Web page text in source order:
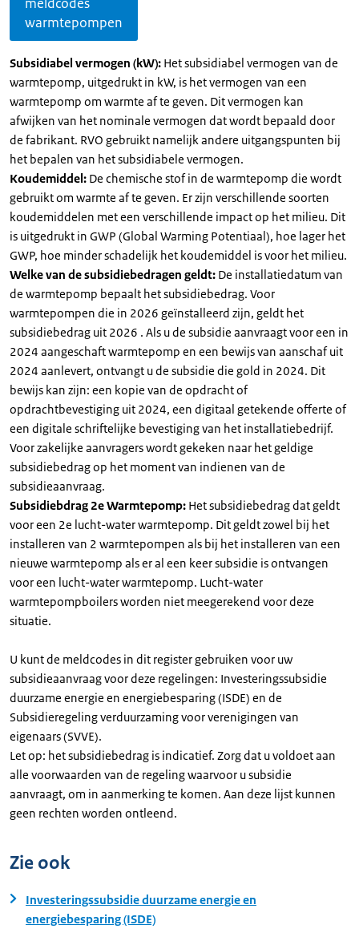
warmtepompen
Subsidiabel vermogen (kW): Het subsidiabel vermogen van de
warmtepomp, uitgedrukt in kW, is het vermogen van een
warmtepomp om warmte af te geven. Dit vermogen kan
afwijken van het nominale vermogen dat wordt bepaald door
de fabrikant. RVO gebruikt namelijk andere uitgangspunten bij
het bepalen van het subsidiabele vermogen.
Koudemiddel: De chemische stof in de warmtepomp die wordt
gebruikt om warmte af te geven. Er zijn verschillende soorten
koudemiddelen met een verschillende impact op het milieu. Dit
is uitgedrukt in GWP (Global Warming Potentiaal), hoe lager het
GWP, hoe minder schadelijk het koudemiddel is voor het milieu.
Welke van de subsidiebedragen geldt: De installatiedatum van
de warmtepomp bepaalt het subsidiebedrag. Voor
warmtepompen die in 2026 geïnstalleerd zijn, geldt het
subsidiebedrag uit 2026 . Als u de subsidie aanvraagt voor een in
2024 aangeschaft warmtepomp en een bewijs van aanschaf uit
2024 aanlevert, ontvangt u de subsidie die gold in 2024. Dit
bewijs kan zijn: een kopie van de opdracht of
opdrachtbevestiging uit 2024, een digitaal getekende offerte of
een digitale schriftelijke bevestiging van het installatiebedrijf.
Voor zakelijke aanvragers wordt gekeken naar het geldige
subsidiebedrag op het moment van indienen van de
subsidieaanvraag.
Subsidiebdrag 2e Warmtepomp: Het subsidiebedrag dat geldt
voor een 2e lucht-water warmtepomp. Dit geldt zowel bij het
installeren van 2 warmtepompen als bij het installeren van een
nieuwe warmtepomp als er al een keer subsidie is ontvangen
voor een lucht-water warmtepomp. Lucht-water
warmtepompboilers worden niet meegerekend voor deze
situatie.
U kunt de meldcodes in dit register gebruiken voor uw
subsidieaanvraag voor deze regelingen: Investeringssubsidie
duurzame energie en energiebesparing (ISDE) en de
Subsidieregeling verduurzaming voor verenigingen van
eigenaars (SVVE).
Let op: het subsidiebedrag is indicatief. Zorg dat u voldoet aan
alle voorwaarden van de regeling waarvoor u subsidie
aanvraagt, om in aanmerking te komen. Aan deze lijst kunnen
geen rechten worden ontleend.
Zie ook
Investeringssubsidie duurzame energie en
energiebesparing (ISDE)